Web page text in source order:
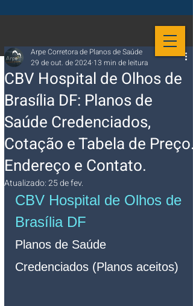
CBV Hospital de Olhos de
Brasília DF: Planos de
Saúde Credenciados,
Cotação e Tabela de Preço.
Endereço e Contato.
Arpe Corretora de Planos de Saúde
29 de out. de 2024 13 min de leitura
Atualizado:25 de fev.
CBV Hospital de Olhos de
Brasília DF
Planos de Saúde
Credenciados (Planos aceitos)